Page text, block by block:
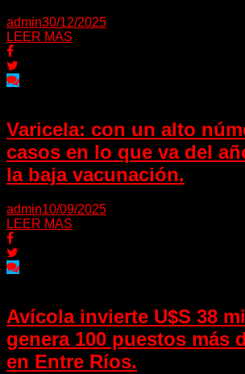
admin30/12/2025
LEER MAS
Varicela: con un alto
casos en lo que va del
la baja vacunación.
admin10/09/2025
LEER MAS
Avícola invierte U$S 38
genera 100 puestos más
en Entre Ríos.